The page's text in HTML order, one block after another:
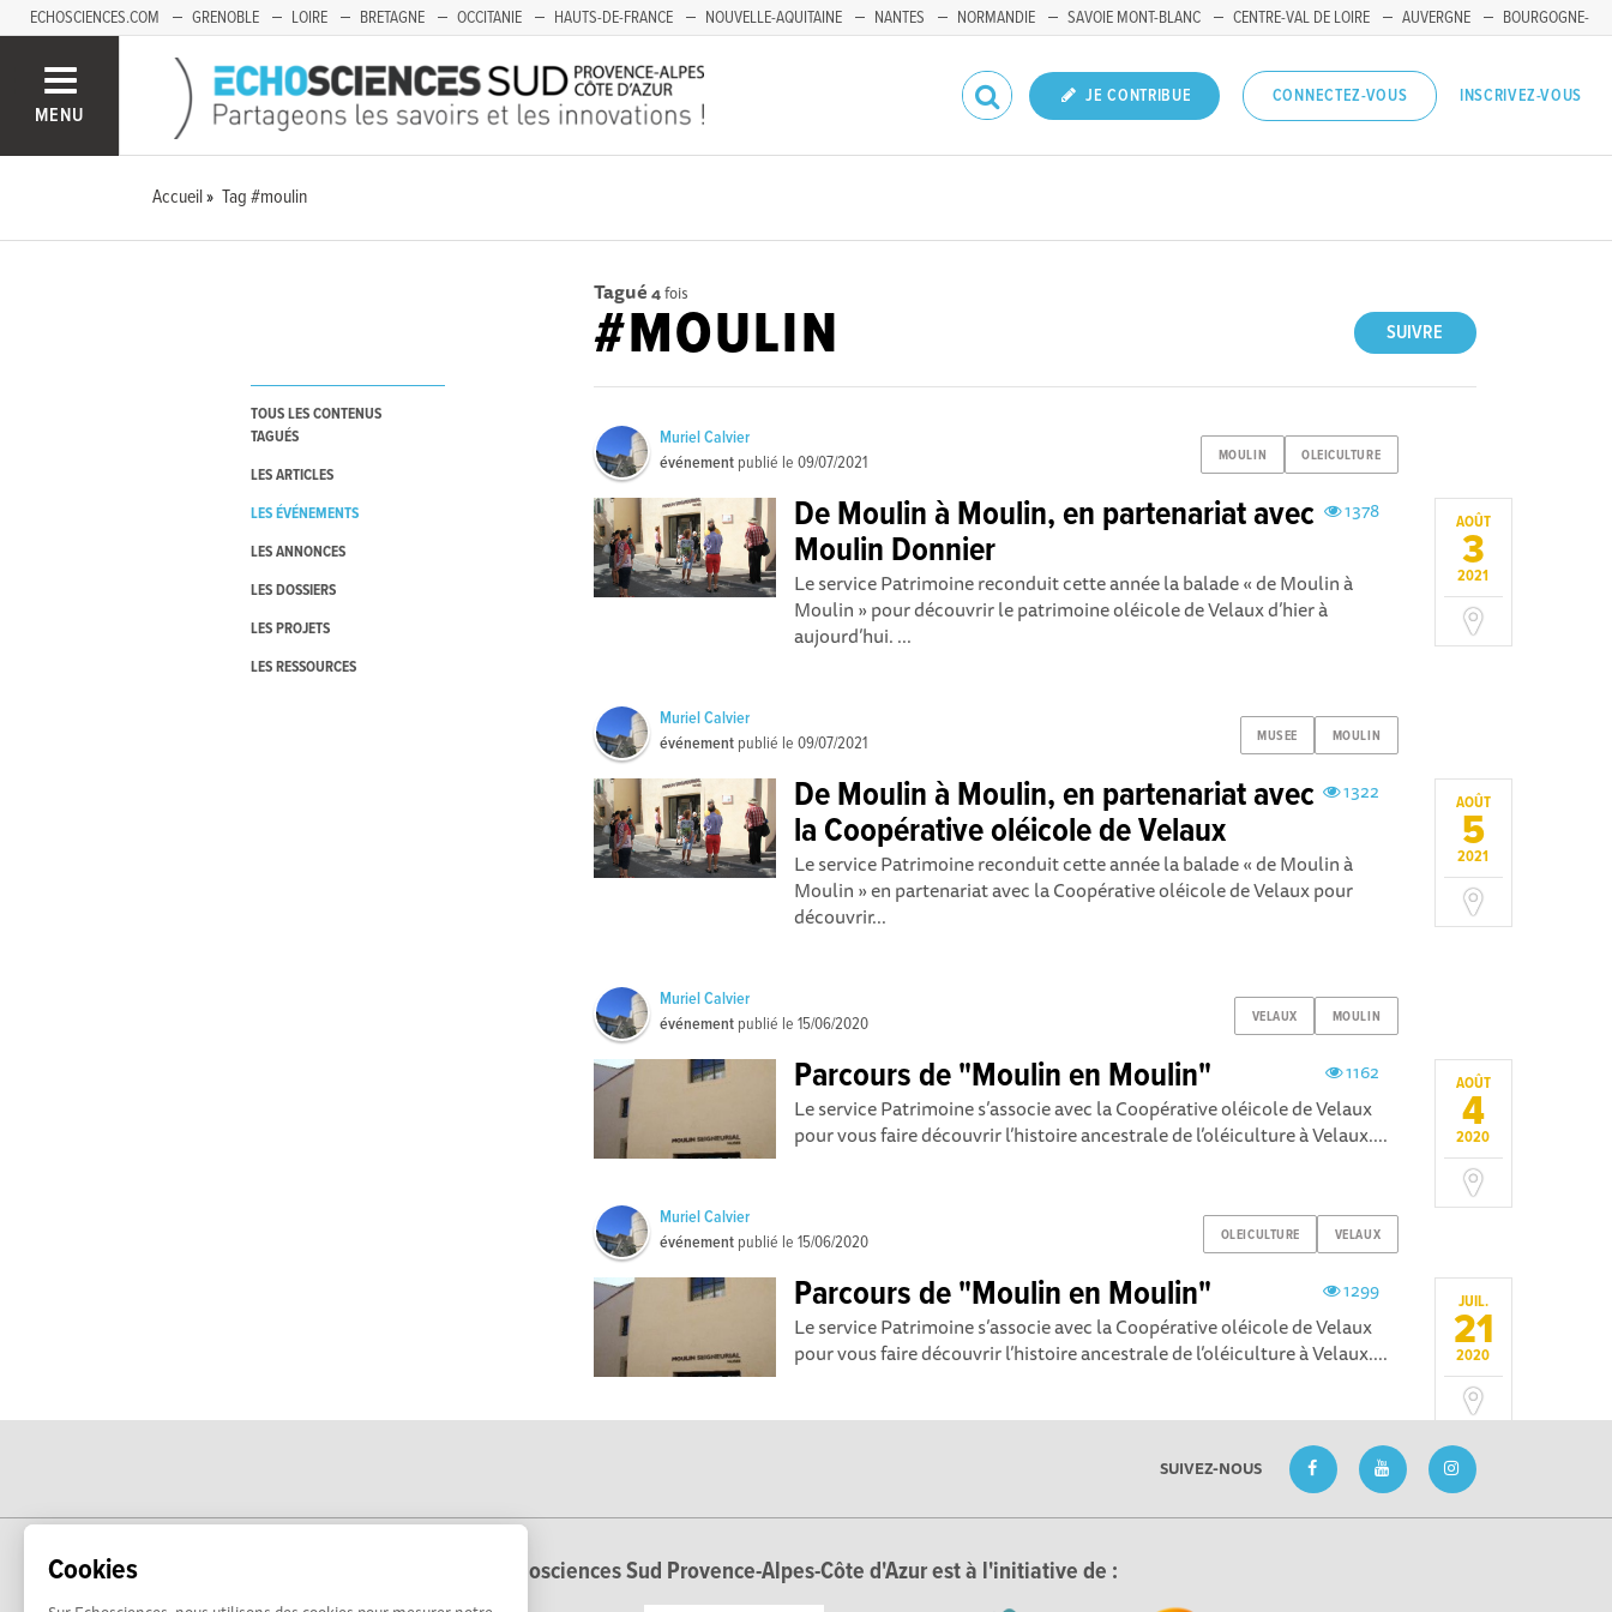
Cookies
ECHOSCIENCES.COM GRENOBLE LOIRE BRETAGNE OCCITANIE HAUTS-DE-FRANCE NOUVELLE-AQUITAINE NANTES NORMANDIE SAVOIE MONT-BLANC CENTRE-VAL DE LOIRE AUVERGNE
BOURGOGNE-
MENU
JE CONTRIBUE CONNECTEZ-VOUS INSCRIVEZ-VOUS
Accueil Tag #moulin
TOUS LES CONTENUS
TAGUÉS
LES ARTICLES
LES ÉVÉNEMENTS
LES ANNONCES
LES DOSSIERS
LES PROJETS
LES RESSOURCES
Tagué 4fois
SUIVRE
#MOULIN
MOULIN OLEICULTURE
Muriel Calvier
événement publié le09/07/2021
AOÛT
3
2021
1378
De Moulin à Moulin, en partenariat avec
Moulin Donnier
Le service Patrimoine reconduit cette année la balade « de Moulin à
Moulin » pour découvrir le patrimoine oléicole de Velaux d’hier à
aujourd’hui. ...
MUSEE MOULIN
Muriel Calvier
événement publié le09/07/2021
AOÛT
5
2021
1322
De Moulin à Moulin, en partenariat avec
la Coopérative oléicole de Velaux
Le service Patrimoine reconduit cette année la balade « de Moulin à
Moulin » en partenariat avec la Coopérative oléicole de Velaux pour
découvrir...
VELAUX MOULIN
Muriel Calvier
événement publié le15/06/2020
AOÛT
4
2020
1162
Parcours de "Moulin en Moulin"
Le service Patrimoine s’associe avec la Coopérative oléicole de Velaux
pour vous faire découvrir l’histoire ancestrale de l’oléiculture à Velaux....
OLEICULTURE VELAUX
Muriel Calvier
événement publié le15/06/2020
JUIL.
21
2020
1299
Parcours de "Moulin en Moulin"
Le service Patrimoine s’associe avec la Coopérative oléicole de Velaux
pour vous faire découvrir l’histoire ancestrale de l’oléiculture à Velaux....
SUIVEZ-NOUS
Echosciences Sud Provence-Alpes-Côte d'Azur est à l'initiative de :